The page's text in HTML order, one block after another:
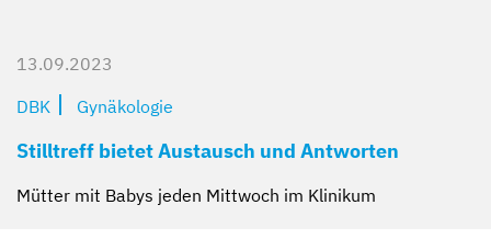
13.09.2023
DBK
Gynäkologie
Stilltreff bietet Austausch und Antworten
Mütter mit Babys jeden Mittwoch im Klinikum